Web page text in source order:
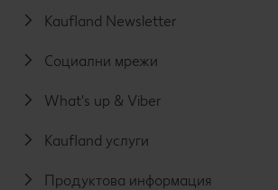
Kaufland Newsletter
Социални мрежи
What's up & Viber
Kaufland услуги
Продуктова информация